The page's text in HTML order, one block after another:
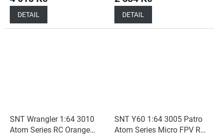
DETAIL DETAIL
SNT Wrangler 1:64 3010
Atom Series RC Orange
SNT Y60 1:64 3005 Patro
Atom Series Micro FPV RC